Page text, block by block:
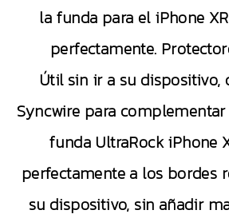
la funda para el iPhone
perfectamente.
Útil sin ir a su dispositivo,
Syncwire para
funda UltraRock iPhone
perfectamente a los bordes
su dispositivo, sin añadir